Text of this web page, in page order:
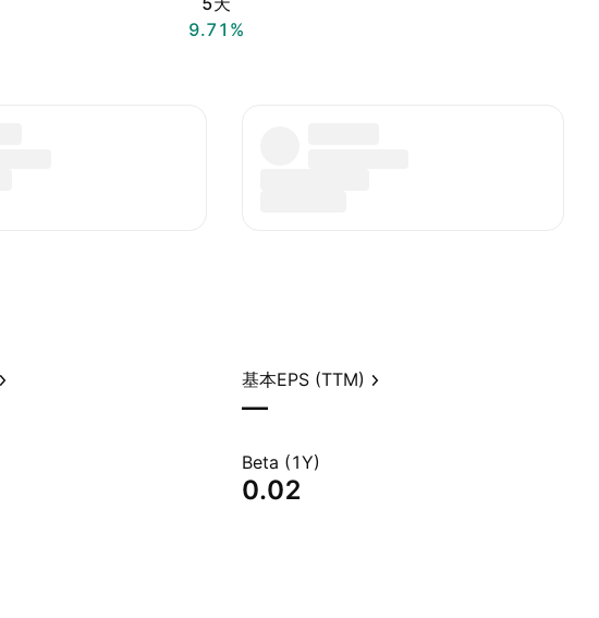
9.71%
基本EPS (TTM)
—
Beta (1Y)
0.02